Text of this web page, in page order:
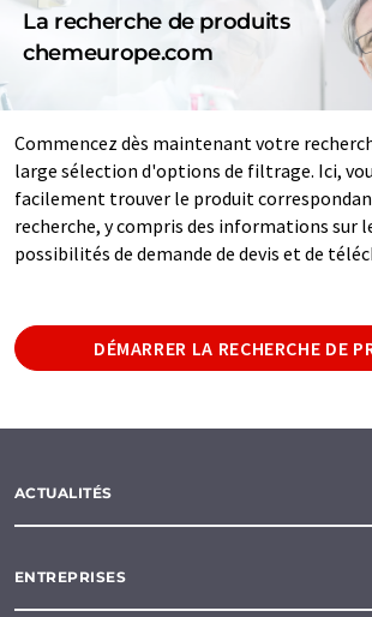
La recherche de produits
chemeurope.com
Commencez dès maintenant votre
large sélection d'options de filtrage. Ici,
facilement trouver le produit
recherche, y compris des informations sur
possibilités de demande de devis et de
DÉMARRER LA RECHERCHE DE
ACTUALITÉS
ENTREPRISES